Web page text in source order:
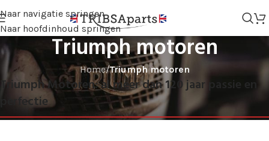
Naar navigatie springen
Naar hoofdinhoud springen
Triumph motoren
Home/Triumph motoren
Triumph Motoren: al meer dan 120 jaar passie en
perfectie